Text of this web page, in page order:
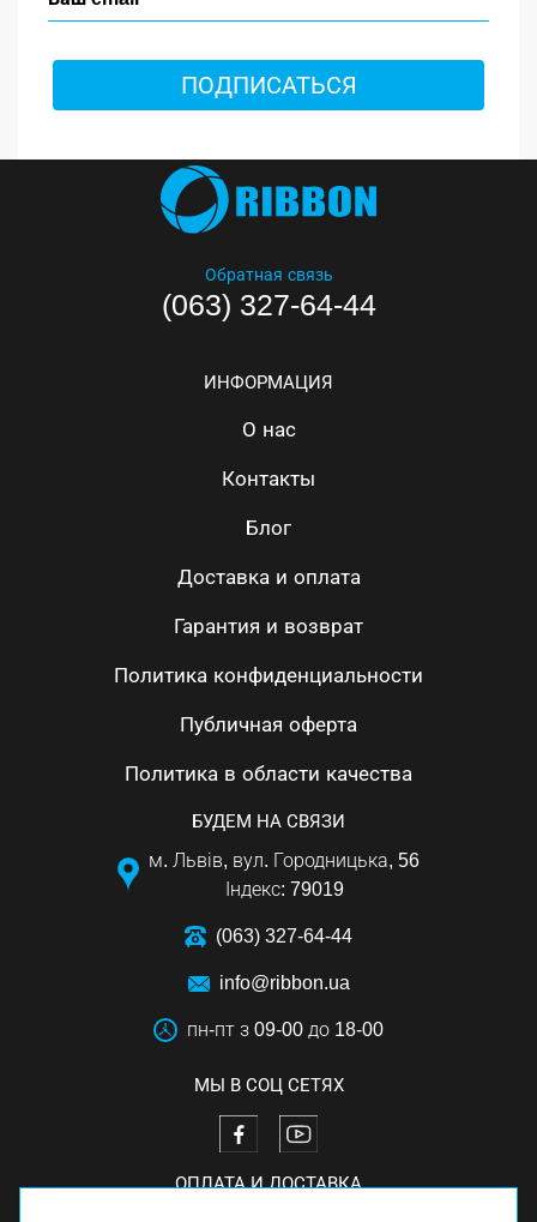
ПОДПИСАТЬСЯ
Обратная связь
(063) 327-64-44
ИНФОРМАЦИЯ
О нас
Контакты
Блог
Доставка и оплата
Гарантия и возврат
Политика конфиденциальности
Публичная оферта
Политика в области качества
БУДЕМ НА СВЯЗИ
м. Львів, вул. Городницька, 56
Індекс: 79019
(063) 327-64-44
info@ribbon.ua
пн-пт з 09-00 до 18-00
МЫ В СОЦ СЕТЯХ
ОПЛАТА И ДОСТАВКА